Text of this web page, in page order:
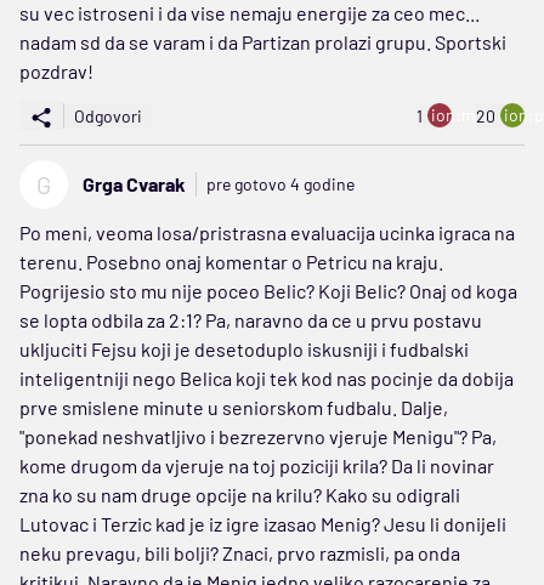
su vec istroseni i da vise nemaju energije za ceo mec...
nadam sd da se varam i da Partizan prolazi grupu. Sportski
pozdrav!
Odgovori 1 ion:minus
20
G Grga Cvarak pre gotovo 4 godine
Po meni, veoma losa/pristrasna evaluacija ucinka igraca na
terenu. Posebno onaj komentar o Petricu na kraju.
Pogrijesio sto mu nije poceo Belic? Koji Belic? Onaj od koga
se lopta odbila za 2:1? Pa, naravno da ce u prvu postavu
ukljuciti Fejsu koji je desetoduplo iskusniji i fudbalski
inteligentniji nego Belica koji tek kod nas pocinje da dobija
prve smislene minute u seniorskom fudbalu. Dalje,
"ponekad neshvatljivo i bezrezervno vjeruje Menigu"? Pa,
kome drugom da vjeruje na toj poziciji krila? Da li novinar
zna ko su nam druge opcije na krilu? Kako su odigrali
Lutovac i Terzic kad je iz igre izasao Menig? Jesu li donijeli
neku prevagu, bili bolji? Znaci, prvo razmisli, pa onda